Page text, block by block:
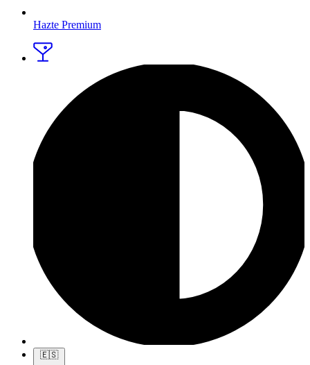
Hazte Premium
🇪🇸